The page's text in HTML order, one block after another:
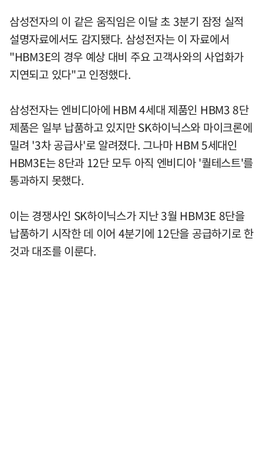
삼성전자의 이 같은 움직임은 이달 초 3분기 잠정 실적
설명자료에서도 감지됐다. 삼성전자는 이 자료에서
"HBM3E의 경우 예상 대비 주요 고객사와의 사업화가
지연되고 있다"고 인정했다.
삼성전자는 엔비디아에 HBM 4세대 제품인 HBM3 8단
제품은 일부 납품하고 있지만 SK하이닉스와 마이크론에
밀려 '3차 공급사'로 알려졌다. 그나마 HBM 5세대인
HBM3E는 8단과 12단 모두 아직 엔비디아 '퀄테스트'를
통과하지 못했다.
이는 경쟁사인 SK하이닉스가 지난 3월 HBM3E 8단을
납품하기 시작한 데 이어 4분기에 12단을 공급하기로 한
것과 대조를 이룬다.